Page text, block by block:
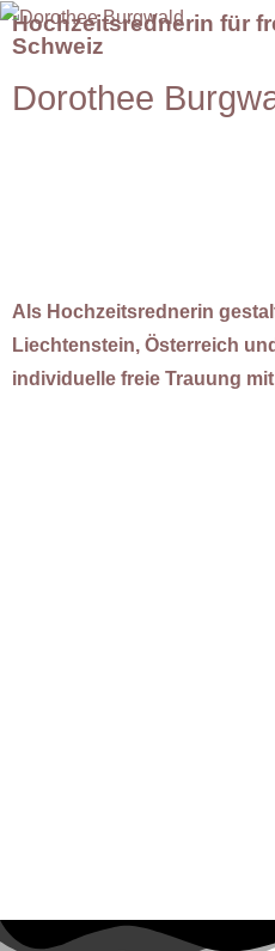
Hochzeitsrednerin für
Schweiz
Dorothee
Als Hochzeitsrednerin
Liechtenstein, Österreich
individuelle freie Trauung